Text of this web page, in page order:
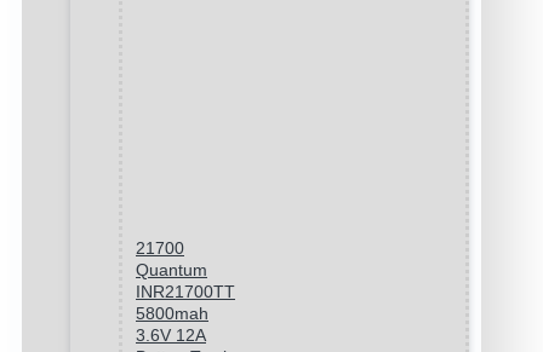
21700
Quantum
INR21700TT
5800mah
3.6V 12A